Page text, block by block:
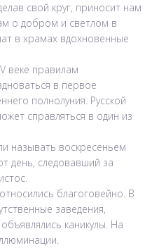
свой круг, приносит нам
о добром и светлом в
в храмах вдохновенные
веке правилам
в первое
полнолуния. Русской
справляться в один из
называть воскресеньем
день, следовавший за
благоговейно. В
заведения,
каникулы. На